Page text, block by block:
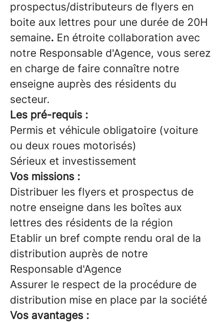
prospectus/distributeurs de flyers en
boite aux lettres pour une durée de 20H
semaine. En étroite collaboration avec
notre Responsable d'Agence, vous serez
en charge de faire connaître notre
enseigne auprès des résidents du
secteur.
Les pré-requis :
Permis et véhicule obligatoire (voiture
ou deux roues motorisés)
Sérieux et investissement
Vos missions :
Distribuer les flyers et prospectus de
notre enseigne dans les boîtes aux
lettres des résidents de la région
Etablir un bref compte rendu oral de la
distribution auprès de notre
Responsable d'Agence
Assurer le respect de la procédure de
distribution mise en place par la société
Vos avantages :